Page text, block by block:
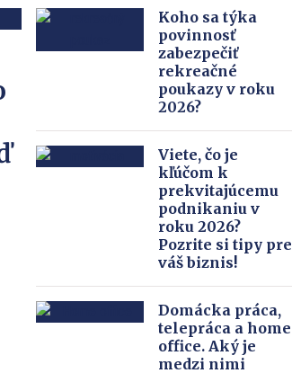
Koho sa týka
povinnosť
zabezpečiť
rekreačné
poukazy v roku
2026?
Viete, čo je
kľúčom k
prekvitajúcemu
podnikaniu v
roku 2026?
Pozrite si tipy pre
váš biznis!
Domácka práca,
telepráca a home
office. Aký je
medzi nimi